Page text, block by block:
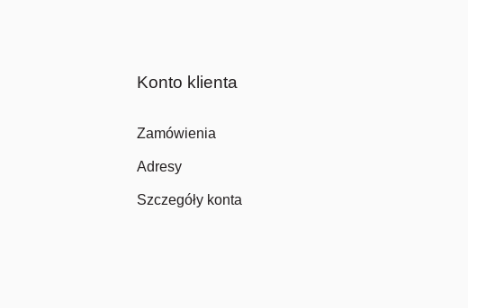
Konto klienta
Zamówienia
Adresy
Szczegóły konta